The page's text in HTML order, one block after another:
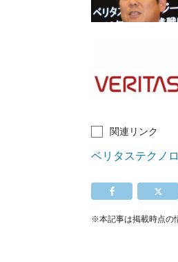
関連リンク
ベリタステクノ
※本記事は掲載時点の